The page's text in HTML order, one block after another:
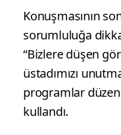
Konuşmasının
sorumluluğa
“Bizlere düşen
üstadımızı
programlar
kullandı.